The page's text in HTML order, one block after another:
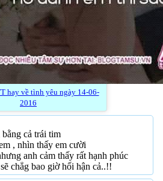
hay về tình yêu ngày 14-06-
2016
cả trái tim
, nhìn thấy em cười
anh cảm thấy rất hạnh phúc
chẳg bao giờ hối hận cả..!!